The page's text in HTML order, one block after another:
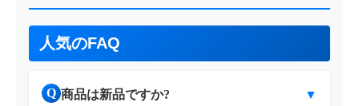
人気のFAQ
Q 商品は新品ですか? ▼